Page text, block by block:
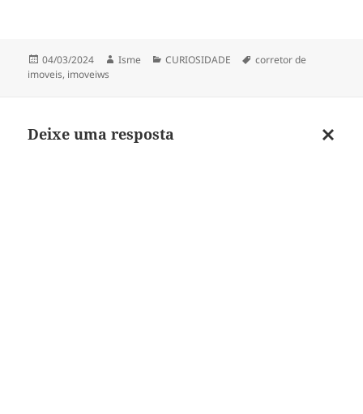
Publicado
em
04/03/2024 Autor
Isme Categorias
CURIOSIDADE Tags
corretor de
imoveis, imoveiws
Deixe uma resposta